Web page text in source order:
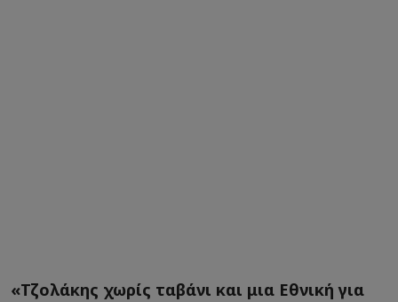
«Τζολάκης χωρίς ταβάνι και μια Εθνική για